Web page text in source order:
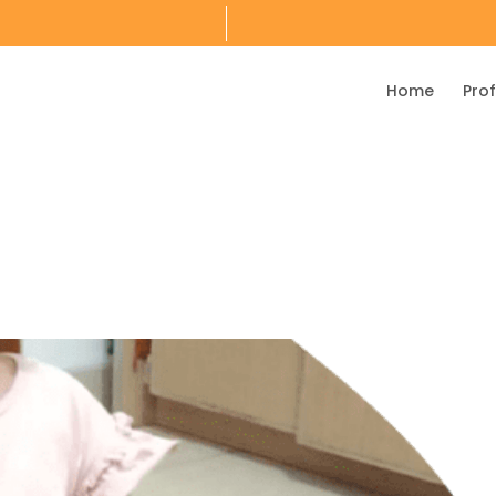
Home